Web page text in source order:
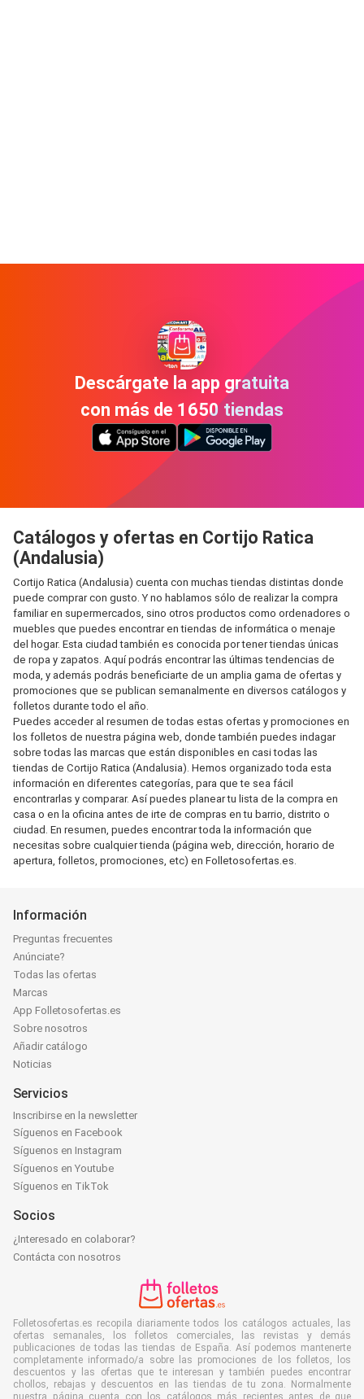
Descárgate la app gratuita
con más de 1650 tiendas
Catálogos y ofertas en Cortijo Ratica
(Andalusia)
Cortijo Ratica (Andalusia) cuenta con muchas tiendas distintas donde
puede comprar con gusto. Y no hablamos sólo de realizar la compra
familiar en supermercados, sino otros productos como ordenadores o
muebles que puedes encontrar en tiendas de informática o menaje
del hogar. Esta ciudad también es conocida por tener tiendas únicas
de ropa y zapatos. Aquí podrás encontrar las últimas tendencias de
moda, y además podrás beneficiarte de un amplia gama de ofertas y
promociones que se publican semanalmente en diversos catálogos y
folletos durante todo el año.
Puedes acceder al resumen de todas estas ofertas y promociones en
los folletos de nuestra página web, donde también puedes indagar
sobre todas las marcas que están disponibles en casi todas las
tiendas de Cortijo Ratica (Andalusia). Hemos organizado toda esta
información en diferentes categorías, para que te sea fácil
encontrarlas y comparar. Así puedes planear tu lista de la compra en
casa o en la oficina antes de irte de compras en tu barrio, distrito o
ciudad. En resumen, puedes encontrar toda la información que
necesitas sobre cualquier tienda (página web, dirección, horario de
apertura, folletos, promociones, etc) en Folletosofertas.es.
Información
Preguntas frecuentes
Anúnciate?
Todas las ofertas
Marcas
App Folletosofertas.es
Sobre nosotros
Añadir catálogo
Noticias
Servicios
Inscribirse en la newsletter
Síguenos en Facebook
Síguenos en Instagram
Síguenos en Youtube
Síguenos en TikTok
Socios
¿Interesado en colaborar?
Contácta con nosotros
Folletosofertas.es recopila diariamente todos los catálogos actuales, las
ofertas semanales, los folletos comerciales, las revistas y demás
publicaciones de todas las tiendas de España. Así podemos mantenerte
completamente informado/a sobre las promociones de los folletos, los
descuentos y las ofertas que te interesan y también puedes encontrar
chollos, rebajas y descuentos en las tiendas de tu zona. Normalmente
nuestra página cuenta con los catálogos más recientes antes de que